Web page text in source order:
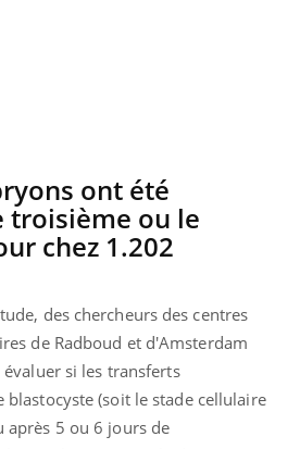
ont été
troisième ou le
chez 1.202
des chercheurs des centres
de Radboud et d'Amsterdam
si les transferts
blastocyste (soit le stade cellulaire
après 5 ou 6 jours de